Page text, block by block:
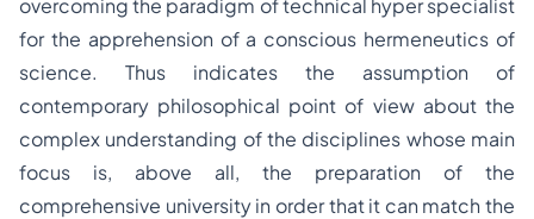
overcoming the paradigm of technical hyper specialist
for the apprehension of a conscious hermeneutics of
science. Thus indicates the assumption of
contemporary philosophical point of view about the
complex understanding of the disciplines whose main
focus is, above all, the preparation of the
comprehensive university in order that it can match the